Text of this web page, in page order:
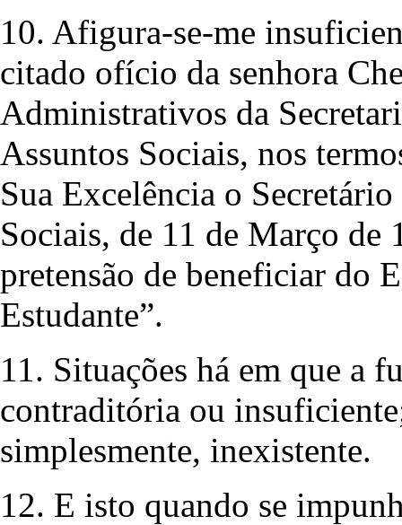
10. Afigura-se-me
citado ofício da senhora
Administrativos da
Assuntos Sociais, nos
Sua Excelência o
Sociais, de 11 de Março
pretensão de beneficiar do
Estudante”.
11. Situações há em que a
contraditória ou
simplesmente, inexistente.
12. E isto quando se